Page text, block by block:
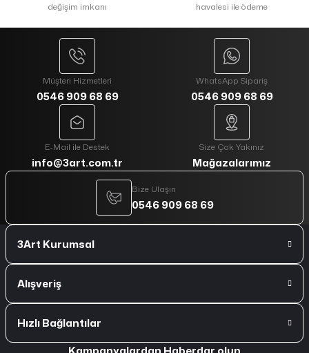
değişim imkanı
havalesi ile ödeme
Müşteri Hizmetleri
0546 909 68 69
WhatsApp Sipariş
0546 909 68 69
E-Mail ile Destek
info@3art.com.tr
Size Çok Yakınız
Mağazalarımız
Bize Ulaşın
0546 909 68 69
3Art Kurumsal
Alışveriş
Hızlı Bağlantılar